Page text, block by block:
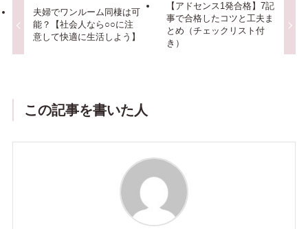
夫婦でワンルーム同棲は可
能？【社会人なら○○に注
意して快適に生活しよう】
【アドセンス1発合格】7記
事で合格したコツと工夫ま
とめ（チェックリスト付
き）
この記事を書いた人